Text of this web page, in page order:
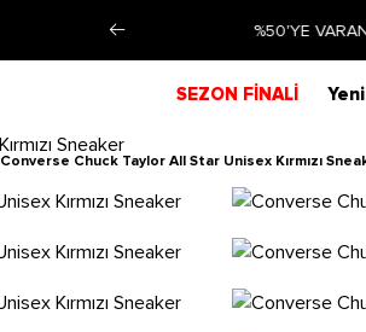
Siparişin 1-3 iş
SEZON FİNALİ
Converse Chuck Taylor All Star Unisex Kırmızı